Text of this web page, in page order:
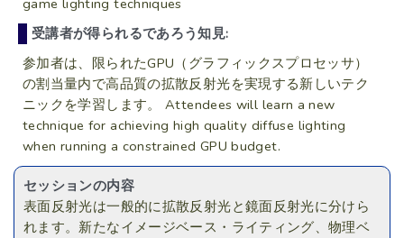
game lighting techniques
受講者が得られるであろう知見:
参加者は、限られたGPU（グラフィックスプロセッサ）
の割当量内で高品質の拡散反射光を実現する新しいテク
ニックを学習します。 Attendees will learn a new
technique for achieving high quality diffuse lighting
when running a constrained GPU budget.
セッションの内容
表面反射光は一般的に拡散反射光と鏡面反射光に分けら
れます。新たなイメージベース・ライティング、物理ベ